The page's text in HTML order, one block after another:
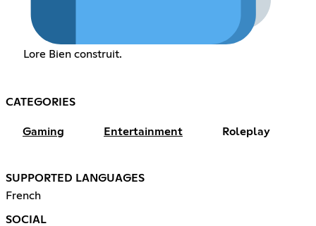
Lore Bien construit.
CATEGORIES
Gaming Entertainment Roleplay
SUPPORTED LANGUAGES
French
SOCIAL